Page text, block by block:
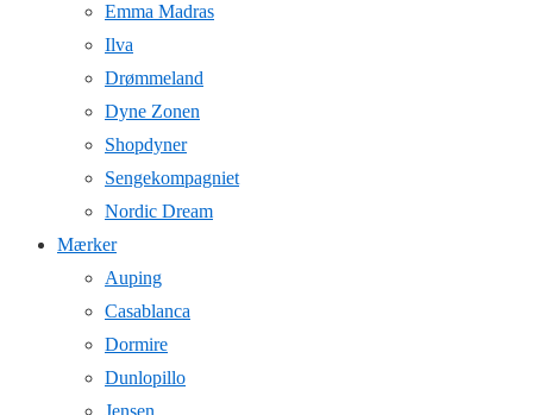
Emma Madras
Ilva
Drømmeland
Dyne Zonen
Shopdyner
Sengekompagniet
Nordic Dream
Mærker
Auping
Casablanca
Dormire
Dunlopillo
Jensen